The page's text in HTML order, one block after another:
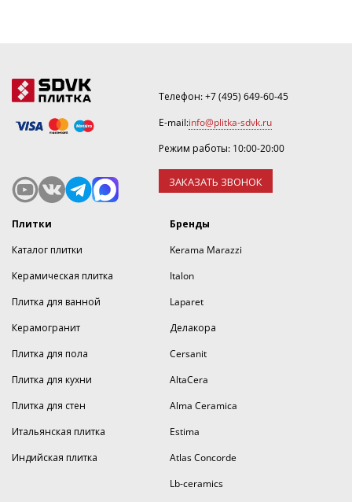
Телефон:+7 (495) 649-60-45
E-mail:info@plitka-sdvk.ru
Режим работы: 10:00-20:00
ЗАКАЗАТЬ ЗВОНОК
Плитки
Каталог плитки
Керамическая плитка
Плитка для ванной
Керамогранит
Плитка для пола
Плитка для кухни
Плитка для стен
Итальянская плитка
Индийская плитка
Бренды
Kerama Marazzi
Italon
Laparet
Делакора
Cersanit
AltaCera
Alma Ceramica
Estima
Atlas Concorde
Lb-ceramics